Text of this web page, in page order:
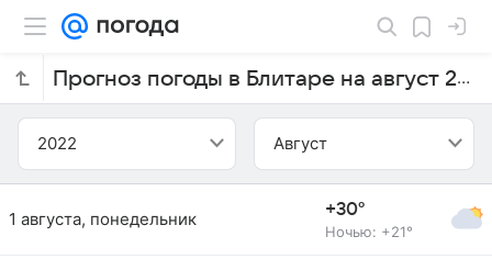
Прогноз погоды в Блитаре на август 2022 года
2022 Август
1 августа, понедельник +30°
Ночью: +21°